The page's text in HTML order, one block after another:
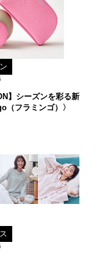
】シーズンを彩る新
（フラミンゴ）〉